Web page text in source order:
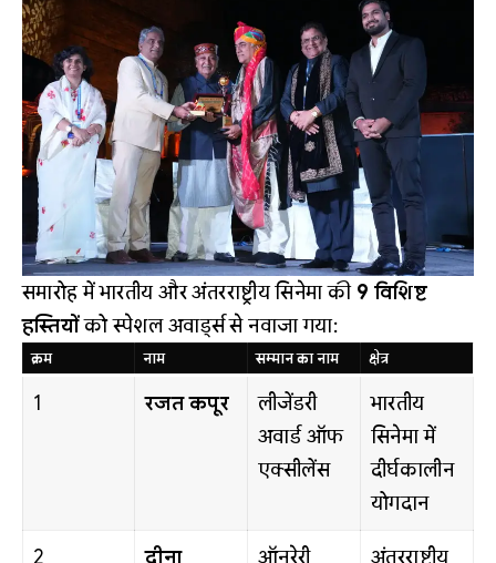
समारोह में भारतीय और अंतरराष्ट्रीय सिनेमा की 9 विशिष्ट
हस्तियोंको स्पेशल अवार्ड्स से नवाजा गया:
क्रम नाम सम्मान का नाम क्षेत्र
1 रजत कपूर
लीजेंडरी
अवार्ड ऑफ
एक्सीलेंस
भारतीय
सिनेमा में
दीर्घकालीन
योगदान
2
दीना
ऑनरेरी
अंतरराष्ट्रीय